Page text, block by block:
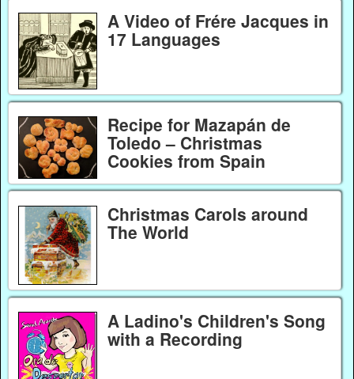
A Video of Frére Jacques in
17 Languages
Recipe for Mazapán de
Toledo – Christmas
Cookies from Spain
Christmas Carols around
The World
A Ladino's Children's Song
with a Recording